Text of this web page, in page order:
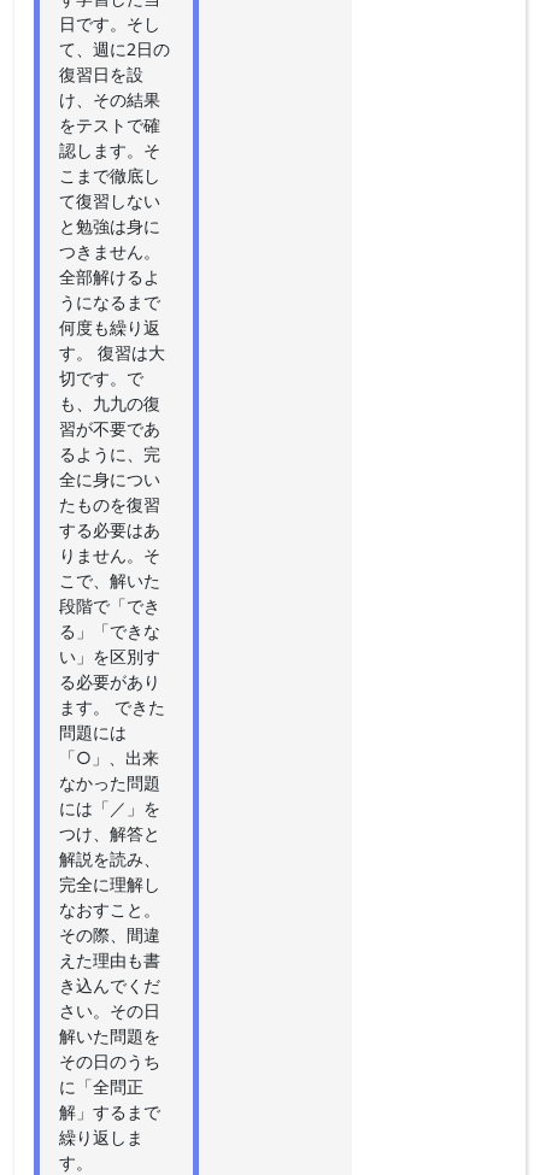
日です。そし
て、週に2日の
復習日を設
け、その結果
をテストで確
認します。そ
こまで徹底し
て復習しない
と勉強は身に
つきません。
全部解けるよ
うになるまで
何度も繰り返
す。 復習は大
切です。で
も、九九の復
習が不要であ
るように、完
全に身につい
たものを復習
する必要はあ
りません。そ
こで、解いた
段階で「でき
る」「できな
い」を区別す
る必要があり
ます。 できた
問題には
「○」、出来
なかった問題
には「／」を
つけ、解答と
解説を読み、
完全に理解し
なおすこと。
その際、間違
えた理由も書
き込んでくだ
さい。その日
解いた問題を
その日のうち
に「全問正
解」するまで
繰り返しま
す。